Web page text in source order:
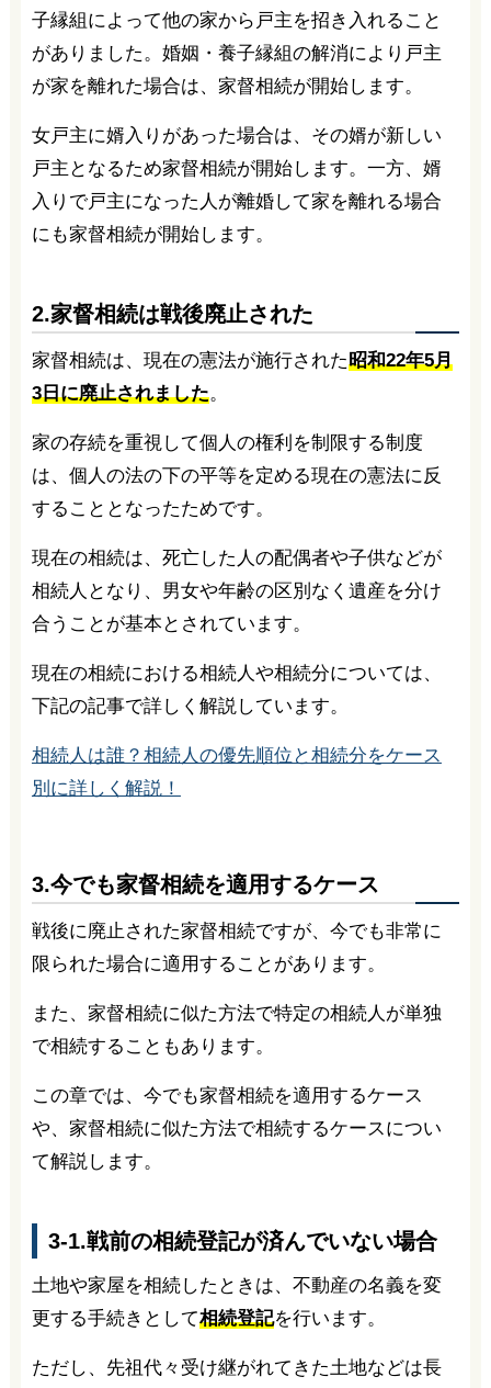
子縁組によって他の家から戸主を招き入れること
がありました。婚姻・養子縁組の解消により戸主
が家を離れた場合は、家督相続が開始します。
女戸主に婿入りがあった場合は、その婿が新しい
戸主となるため家督相続が開始します。一方、婿
入りで戸主になった人が離婚して家を離れる場合
にも家督相続が開始します。
2.家督相続は戦後廃止された
家督相続は、現在の憲法が施行された昭和22年5月
3日に廃止されました。
家の存続を重視して個人の権利を制限する制度
は、個人の法の下の平等を定める現在の憲法に反
することとなったためです。
現在の相続は、死亡した人の配偶者や子供などが
相続人となり、男女や年齢の区別なく遺産を分け
合うことが基本とされています。
現在の相続における相続人や相続分については、
下記の記事で詳しく解説しています。
相続人は誰？相続人の優先順位と相続分をケース
別に詳しく解説！
3.今でも家督相続を適用するケース
戦後に廃止された家督相続ですが、今でも非常に
限られた場合に適用することがあります。
また、家督相続に似た方法で特定の相続人が単独
で相続することもあります。
この章では、今でも家督相続を適用するケース
や、家督相続に似た方法で相続するケースについ
て解説します。
3-1.戦前の相続登記が済んでいない場合
土地や家屋を相続したときは、不動産の名義を変
更する手続きとして相続登記を行います。
ただし、先祖代々受け継がれてきた土地などは長